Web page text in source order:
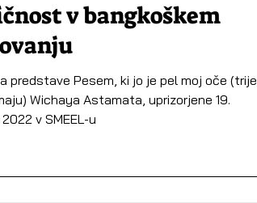
v bangkoškem
predstave Pesem, ki jo je pel moj oče (trije
Wichaya Astamata, uprizorjene 19.
v SMEEL-u